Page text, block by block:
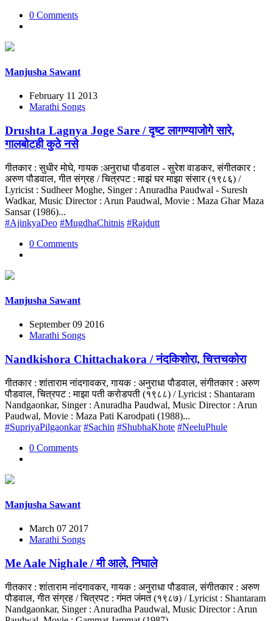
0 Comments
Manjusha Sawant
February 11 2013
Marathi Songs
Drushta Lagnya Joge Sare / दृष्ट लागण्याजोगे सारे,
गालबोटही कुठे नसे
गीतकार : सुधीर मोघे, गायक :अनुराधा पौडवाल - सुरेश वाडकर, संगीतकार :
अरुण पौडवाल, गीत संग्रह / चित्रपट : माझं घर माझा संसार (१९८६) /
Lyricist : Sudheer Moghe, Singer : Anuradha Paudwal - Suresh
Wadkar, Music Director : Arun Paudwal, Movie : Maza Ghar Maza
Sansar (1986)...
#AjinkyaDeo #MugdhaChitnis #Rajdutt
0 Comments
Manjusha Sawant
September 09 2016
Marathi Songs
Nandkishora Chittachakora / नंदकिशोरा, चित्तचकोरा
गीतकार : शांताराम नांदगावकर, गायक : अनुराधा पौडवाल, संगीतकार : अरुण
पौडवाल, चित्रपट : माझा पती करोडपती (१९८८) / Lyricist : Shantaram
Nandgaonkar, Singer : Anuradha Paudwal, Music Director : Arun
Paudwal, Movie : Maza Pati Karodpati (1988)...
#SupriyaPilgaonkar #Sachin #ShubhaKhote #NeeluPhule
0 Comments
Manjusha Sawant
March 07 2017
Marathi Songs
Me Aale Nighale / मी आले, निघाले
गीतकार : शांताराम नांदगावकर, गायक : अनुराधा पौडवाल, संगीतकार : अरुण
पौडवाल, गीत संग्रह / चित्रपट : गंमत जंमत (१९८७) / Lyricist : Shantaram
Nandgaonkar, Singer : Anuradha Paudwal, Music Director : Arun